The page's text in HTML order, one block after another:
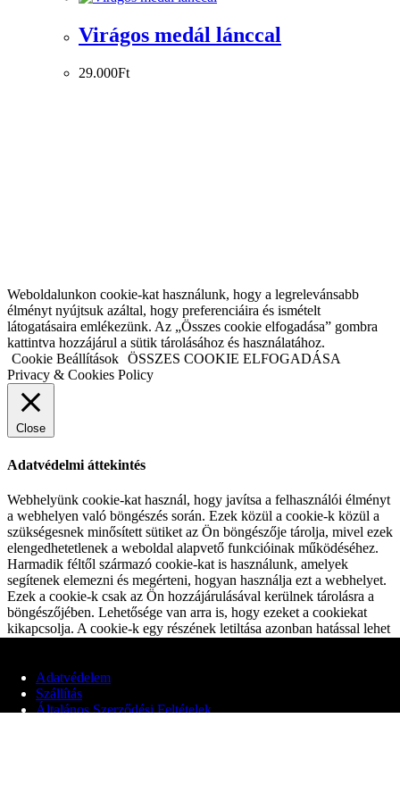
Virágos medál lánccal
29.000Ft
Adatvédelem
Szállítás
Általános Szerződési Feltételek
Weboldalunkon cookie-kat használunk, hogy a legrelevánsabb
élményt nyújtsuk azáltal, hogy preferenciáira és ismételt
látogatásaira emlékezünk. Az „Összes cookie elfogadása” gombra
kattintva hozzájárul a sütik tárolásához és használatához.
Cookie Beállítások ÖSSZES COOKIE ELFOGADÁSA
Privacy & Cookies Policy
Close
Adatvédelmi áttekintés
Webhelyünk cookie-kat használ, hogy javítsa a felhasználói élményt
a webhelyen való böngészés során. Ezek közül a cookie-k közül a
szükségesnek minősített sütiket az Ön böngészője tárolja, mivel ezek
elengedhetetlenek a weboldal alapvető funkcióinak működéséhez.
Harmadik féltől származó cookie-kat is használunk, amelyek
segítenek elemezni és megérteni, hogyan használja ezt a webhelyet.
Ezek a cookie-k csak az Ön hozzájárulásával kerülnek tárolásra a
böngészőjében. Lehetősége van arra is, hogy ezeket a cookiekat
kikapcsolja. A cookie-k egy részének letiltása azonban hatással lehet
Alapvető Cookiek
Always Enabled
Ezek a cookie-k elengedhetetlenek a weboldal megfelelő